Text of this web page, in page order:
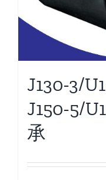
J130-3/
J150-5/
承